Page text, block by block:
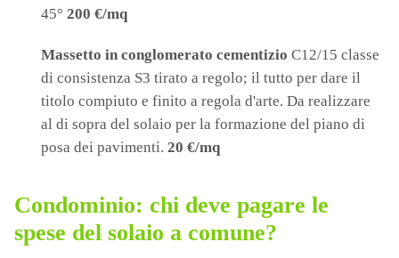
45° 200 €/mq
Massetto in conglomerato cementizio C12/15 classe
di consistenza S3 tirato a regolo; il tutto per dare il
titolo compiuto e finito a regola d'arte. Da realizzare
al di sopra del solaio per la formazione del piano di
posa dei pavimenti. 20 €/mq
Condominio: chi deve pagare le
spese del solaio a comune?